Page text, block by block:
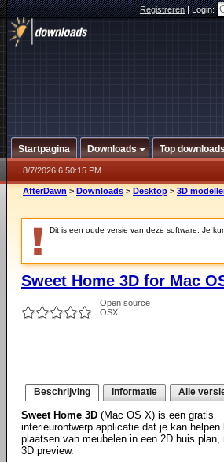
Registreren|Login:
Startpagina Downloads Top
8/7/2026 6:50:15 PM
AfterDawn > Downloads > Desktop > 3D
Dit is een oude versie van deze software. Je
Sweet Home 3D for Mac
Open source
OSX
Beschrijving Informatie Alle
Sweet Home 3D (Mac OS X) is een gratis
interieurontwerp applicatie dat je kan helpen
plaatsen van meubelen in een 2D huis plan,
3D preview.